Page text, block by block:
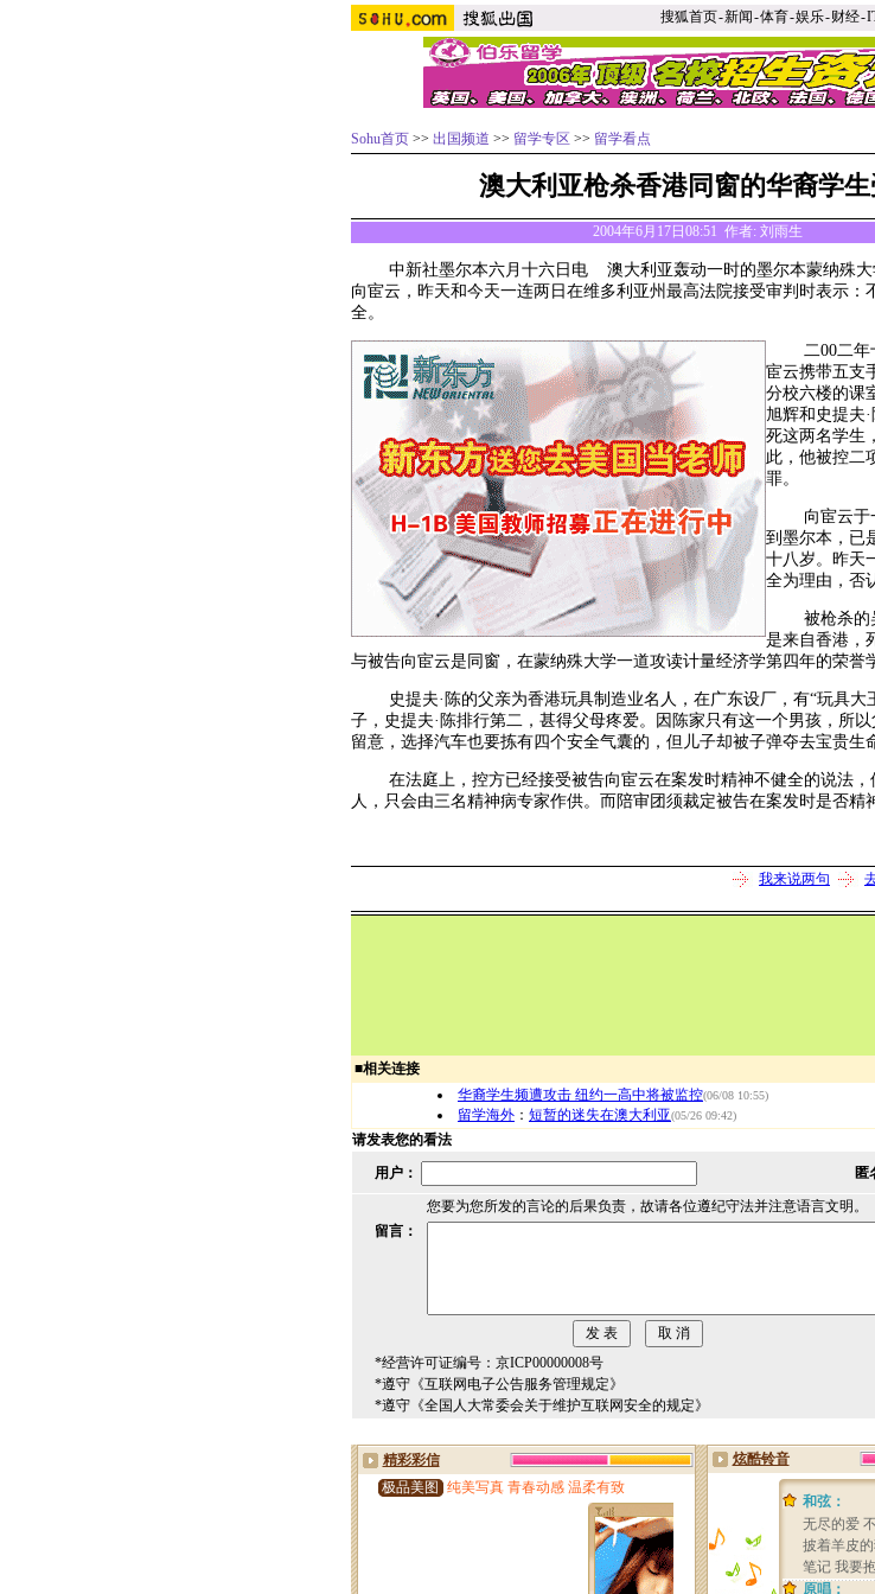
搜狐首页-新闻-体育-娱乐-财经-
Sohu首页 >> 出国频道 >> 留学专区 >> 留学看点
澳大利亚枪杀香港同窗的华裔学
2004年6月17日08:51 作者: 刘雨生
中新社墨尔本六月十六日电 澳大利亚轰动一时的墨尔本蒙纳殊大
向宦云，昨天和今天一连两日在维多利亚州最高法院接受审判时表示：
全。
二00二年十
宦云携带五支
分校六楼的课
旭辉和史提夫
死这两名学生
此，他被控二
罪。
向宦云于一
到墨尔本，已
十八岁。昨天
全为理由，
被枪杀的吴
是来自香港，
与被告向宦云是同窗，在蒙纳殊大学一道攻读计量经济学第四年的
史提夫·陈的父亲为香港玩具制造业名人，在广东设厂，有“玩具大
子，史提夫·陈排行第二，甚得父母疼爱。因陈家只有这一个男孩，所
留意，选择汽车也要拣有四个安全气囊的，但儿子却被子弹夺去宝
在法庭上，控方已经接受被告向宦云在案发时精神不健全的说法，
人，只会由三名精神病专家作供。而陪审团须裁定被告在案发时是否精
我来说两句
■相关连接
华裔学生频遭攻击 纽约一高中将被监控(06/08 10:55)
留学海外 ： 短暂的迷失在澳大利亚(05/26 09:42)
请发表您的看法
用户：
匿
您要为您所发的言论的后果负责，故请各位遵纪守法并注意语言文明。
留言：
*经营许可证编号：京ICP00000008号
*遵守《互联网电子公告服务管理规定》
*遵守《全国人大常委会关于维护互联网安全的规定》